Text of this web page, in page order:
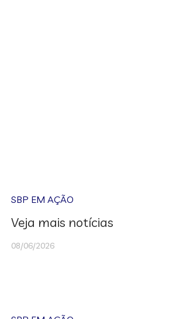
SBP EM AÇÃO
Veja mais notícias
08/06/2026